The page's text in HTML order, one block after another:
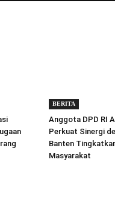
BERITA
Anggota DPD RI
Perkuat Sinergi
Banten
Masyarakat